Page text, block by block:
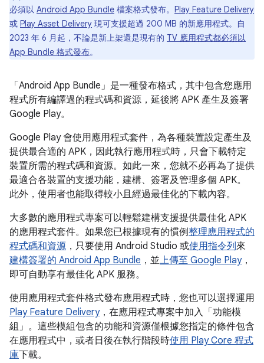
必須以 Android App Bundle 檔案格式發布。 Play Feature Delivery
或 Play Asset Delivery 現可支援超過 200 MB 的新應用程式。自
2023 年 6 月起，不論是新上架還是現有的 TV 應用程式都必須以
App Bundle 格式發布。
「Android App Bundle」 是一種發布格式，其中包含您應用
程式所有編譯過的程式碼和資源，延後將 APK 產生及簽署
Google Play。
Google Play 會使用應用程式套件，為各種裝置設定產生及
提供最合適的 APK，因此執行應用程式時，只會下載特定
裝置所需的程式碼和資源。如此一來，您就不必再為了提供
最適合各裝置的支援功能，建構、簽署及管理多個 APK。
此外，使用者也能取得較小且經過最佳化的下載內容。
大多數的應用程式專案可以輕鬆建構支援提供最佳化 APK
的應用程式套件。如果您已根據現有的慣例整理應用程式的
程式碼和資源 ，只要使用 Android Studio 或使用指令列來
建構簽署的 Android App Bundle ，並上傳至 Google Play，
即可自動享有最佳化 APK 服務。
使用應用程式套件格式發布應用程式時，您也可以選擇運用
Play Feature Delivery，在應用程式專案中加入「功能模
組」 。這些模組包含的功能和資源僅根據您指定的條件包含
在應用程式中，或者日後在執行階段時使用 Play Core 程式
庫下載。